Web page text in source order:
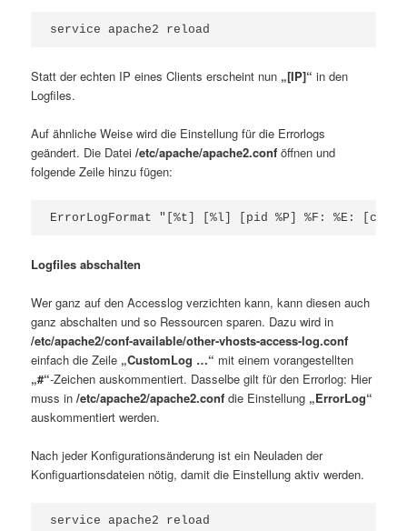
Statt der echten IP eines Clients erscheint nun „[IP]“ in den
Logfiles.
Auf ähnliche Weise wird die Einstellung für die Errorlogs
geändert. Die Datei/etc/apache/apache2.conf öffnen und
folgende Zeile hinzu fügen:
Logfiles abschalten
Wer ganz auf den Accesslog verzichten kann, kann diesen auch
ganz abschalten und so Ressourcen sparen. Dazu wird in
/etc/apache2/conf-available/other-vhosts-access-log.conf
einfach die Zeile „CustomLog …“ mit einem vorangestellten
„#“-Zeichen auskommentiert. Dasselbe gilt für den Errorlog: Hier
muss in/etc/apache2/apache2.conf die Einstellung „ErrorLog“
auskommentiert werden.
Nach jeder Konfigurationsänderung ist ein Neuladen der
Konfiguartionsdateien nötig, damit die Einstellung aktiv werden.